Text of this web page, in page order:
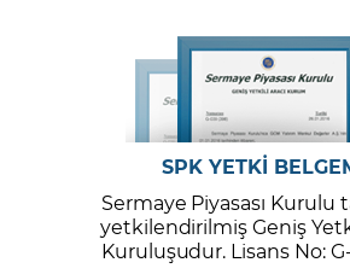
SPK YETKİ
Sermaye Piyasası Kurulu
yetkilendirilmiş Geniş
Kuruluşudur. Lisans No: